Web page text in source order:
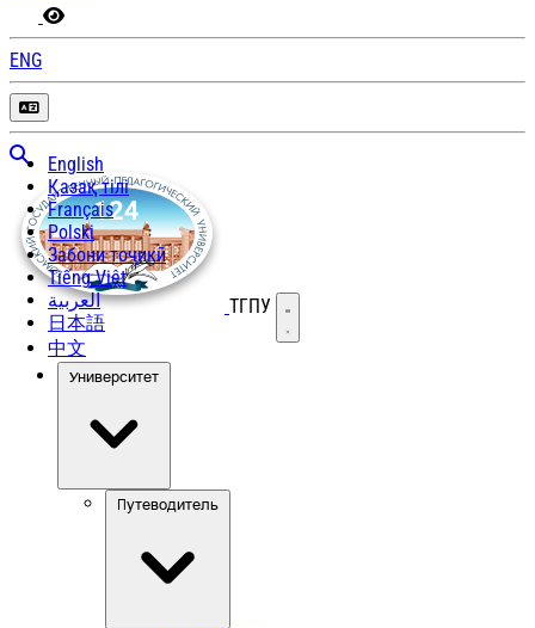
ENG
English
Қазақ тілі
Français
Polski
Забони тоҷикӣ
Tiếng Việt
العربية
日本語
中文
ТГПУ Открыть меню
Университет
Путеводитель